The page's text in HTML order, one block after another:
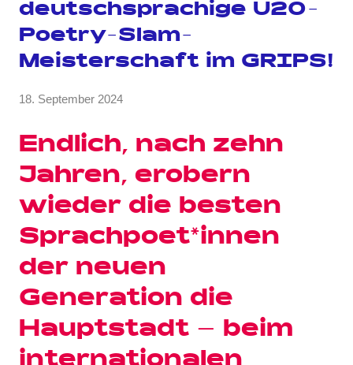
deutschsprachige U20-
Poetry-Slam-
Meisterschaft im GRIPS!
von
Kraus
18. September 2024
Endlich, nach zehn
Jahren, erobern
wieder die besten
Sprachpoet*innen
der neuen
Generation die
Hauptstadt – beim